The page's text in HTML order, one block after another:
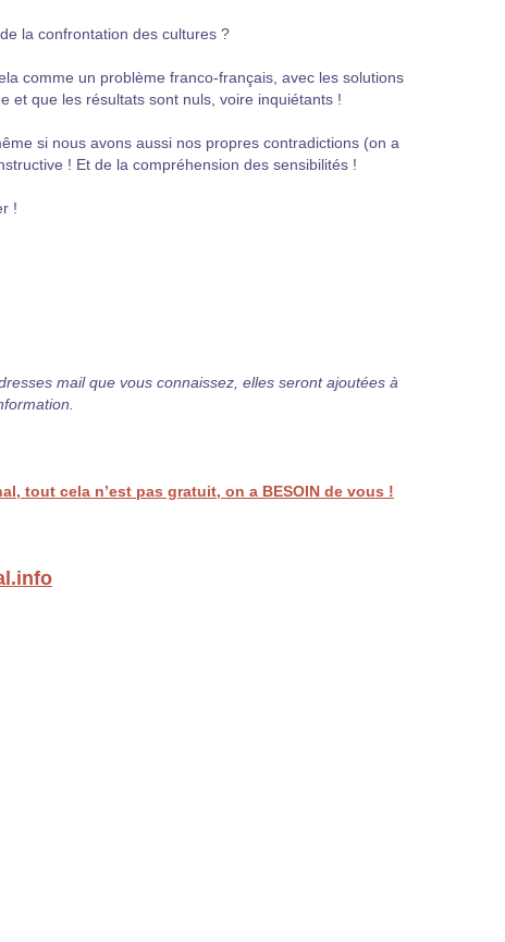
la confrontation des cultures ?
comme un problème franco-français, avec les solutions
et que les résultats sont nuls, voire inquiétants !
si nous avons aussi nos propres contradictions (on a
! Et de la compréhension des sensibilités !
!
mail que vous connaissez, elles seront ajoutées à
tout cela n’est pas gratuit, on a BESOIN de vous !